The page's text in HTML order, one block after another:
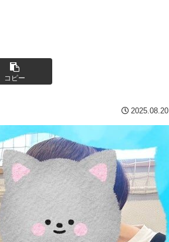
コピー
2025.08.20